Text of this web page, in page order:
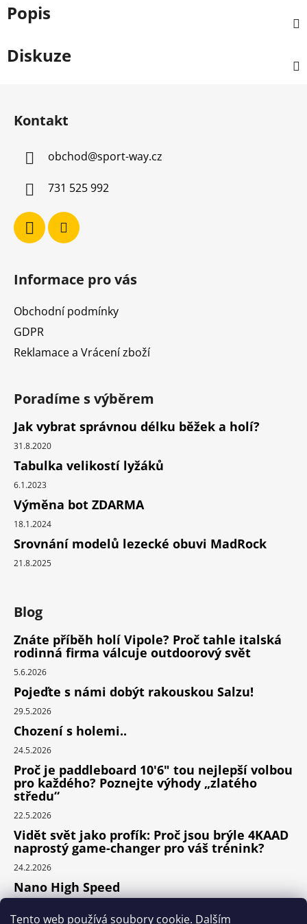
Tento web používá soubory cookie. Dalším
Popis
Diskuze
Kontakt
obchod@sport-way.cz
731 525 992
Informace pro vás
Obchodní podmínky
GDPR
Reklamace a Vrácení zboží
Poradíme s výběrem
Jak vybrat správnou délku běžek a holí?
31.8.2020
Tabulka velikostí lyžáků
6.1.2023
Výměna bot ZDARMA
18.1.2024
Srovnání modelů lezecké obuvi MadRock
21.8.2025
Blog
Znáte příběh holí Vipole? Proč tahle italská
rodinná firma válcuje outdoorový svět
5.6.2026
Pojeďte s námi dobýt rakouskou Salzu!
29.5.2026
Chození s holemi..
24.5.2026
Proč je paddleboard 10'6" tou nejlepší volbou
pro každého? Poznejte výhody „zlatého
středu“
22.5.2026
Vidět svět jako profík: Proč jsou brýle 4KAAD
naprostý game-changer pro váš trénink?
24.2.2026
Nano High Speed